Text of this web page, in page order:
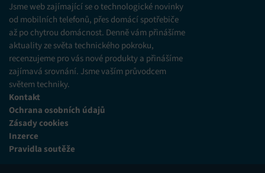
Jsme web zajímající se o technologické novinky
od mobilních telefonů, přes domácí spotřebiče
až po chytrou domácnost. Denně vám přinášíme
aktuality ze světa technického pokroku,
recenzujeme pro vás nové produkty a přinášíme
zajímavá srovnání. Jsme vaším průvodcem
světem techniky.
Kontakt
Ochrana osobních údajů
Zásady cookies
Inzerce
Pravidla soutěže